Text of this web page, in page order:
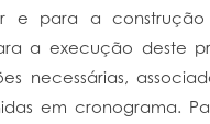
e para a construção
a execução deste
necessárias,
em cronograma.